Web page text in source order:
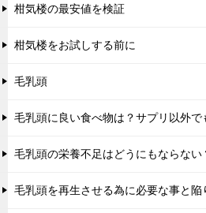
柑気楼の最安値を検証
柑気楼をお試しする前に
毛乳頭
毛乳頭に良い食べ物は？サプリ以外
毛乳頭の栄養不足はどうにもならない
毛乳頭を再生させる為に必要な事と陥